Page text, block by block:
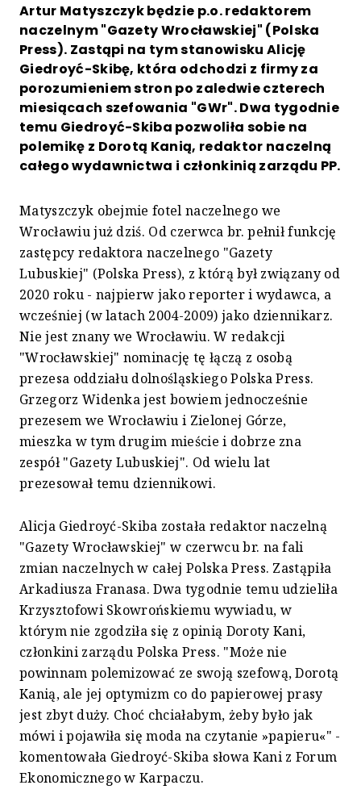
Artur Matyszczyk będzie p.o. redaktorem
naczelnym "Gazety Wrocławskiej" (Polska
Press). Zastąpi na tym stanowisku Alicję
Giedroyć-Skibę, która odchodzi z firmy za
porozumieniem stron po zaledwie czterech
miesiącach szefowania "GWr". Dwa tygodnie
temu Giedroyć-Skiba pozwoliła sobie na
polemikę z Dorotą Kanią, redaktor naczelną
całego wydawnictwa i członkinią zarządu PP.
Matyszczyk obejmie fotel naczelnego we
Wrocławiu już dziś. Od czerwca br. pełnił funkcję
zastępcy redaktora naczelnego "Gazety
Lubuskiej" (Polska Press), z którą był związany od
2020 roku - najpierw jako reporter i wydawca, a
wcześniej (w latach 2004-2009) jako dziennikarz.
Nie jest znany we Wrocławiu. W redakcji
"Wrocławskiej" nominację tę łączą z osobą
prezesa oddziału dolnośląskiego Polska Press.
Grzegorz Widenka jest bowiem jednocześnie
prezesem we Wrocławiu i Zielonej Górze,
mieszka w tym drugim mieście i dobrze zna
zespół "Gazety Lubuskiej". Od wielu lat
prezesował temu dziennikowi.
Alicja Giedroyć-Skiba została redaktor naczelną
"Gazety Wrocławskiej" w czerwcu br. na fali
zmian naczelnych w całej Polska Press. Zastąpiła
Arkadiusza Franasa. Dwa tygodnie temu udzieliła
Krzysztofowi Skowrońskiemu wywiadu, w
którym nie zgodziła się z opinią Doroty Kani,
członkini zarządu Polska Press. "Może nie
powinnam polemizować ze swoją szefową, Dorotą
Kanią, ale jej optymizm co do papierowej prasy
jest zbyt duży. Choć chciałabym, żeby było jak
mówi i pojawiła się moda na czytanie »papieru«" -
komentowała Giedroyć-Skiba słowa Kani z Forum
Ekonomicznego w Karpaczu.